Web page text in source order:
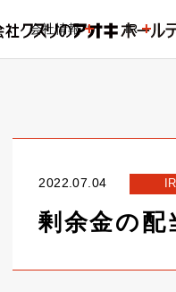
会社情報 IR
2022.07.04
剰余金の配